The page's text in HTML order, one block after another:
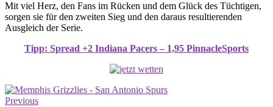
Mit viel Herz, den Fans im Rücken und dem Glück des Tüchtigen,
sorgen sie für den zweiten Sieg und den daraus resultierenden
Ausgleich der Serie.
Tipp: Spread +2 Indiana Pacers – 1,95 PinnacleSports
Previous